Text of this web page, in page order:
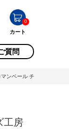
カート
0
質問
ンベール チーズ チーズ
工房